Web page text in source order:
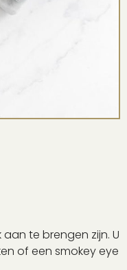
aan te brengen zijn. U
of een smokey eye